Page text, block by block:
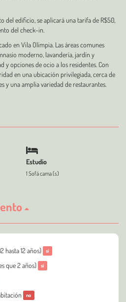
del edificio, se aplicará una tarifa de R$50,
del check-in.
en Vila Olímpia. Las áreas comunes
moderno, lavandería, jardín y
y opciones de ocio a los residentes. Con
en una ubicación privilegiada, cerca de
y una amplia variedad de restaurantes.
Estudio
1 Sofá cama (s)
hasta 12 años) sí
que 2 años) sí
no